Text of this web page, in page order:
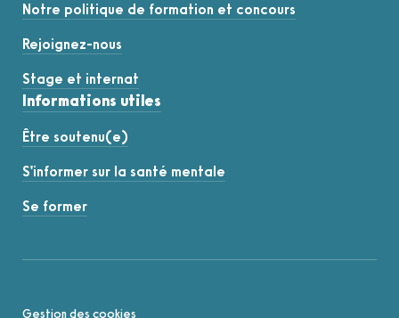
Notre politique de formation et concours
Rejoignez-nous
Stage et internat
Informations utiles
Être soutenu(e)
S'informer sur la santé mentale
Se former
Gestion des cookies